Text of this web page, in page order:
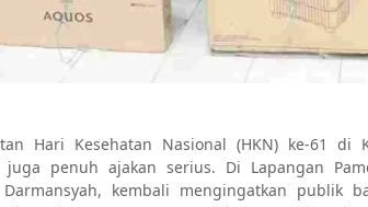
Hari Kesehatan Nasional (HKN) ke-61 di
penuh ajakan serius. Di Lapangan
kembali mengingatkan publik